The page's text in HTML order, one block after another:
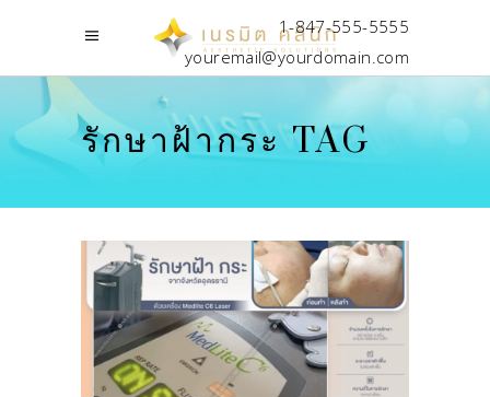
1-847-555-5555
youremail@yourdomain.com
รักษาฝ้ากระ TAG